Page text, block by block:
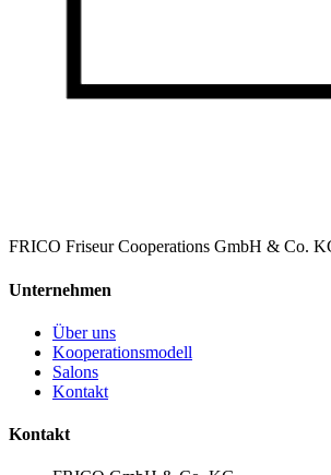
FRICO Friseur Cooperations GmbH & Co.
Unternehmen
Über uns
Kooperationsmodell
Salons
Kontakt
Kontakt